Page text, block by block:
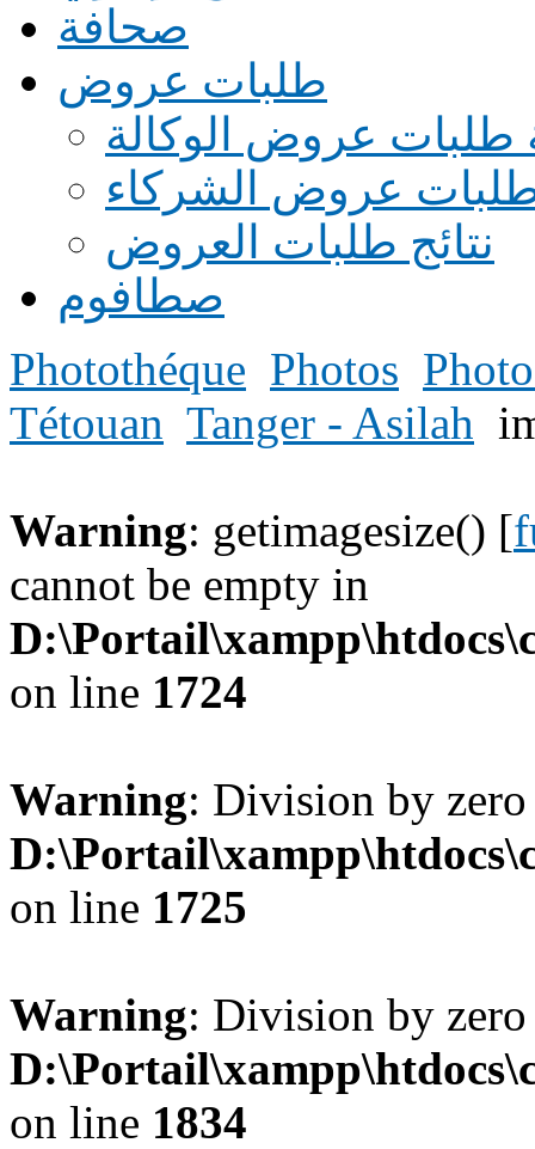
صحافة
طلبات عروض
طلبات عروض الوكالة
طلبات عروض الشركاء
نتائج طلبات العروض
صطافوم
Photothéque Photos
Tétouan Tanger - Asilah
Warning: getimagesize() [
cannot be empty in
on line 1724
Warning: Division by
on line 1725
Warning: Division by
on line 1834